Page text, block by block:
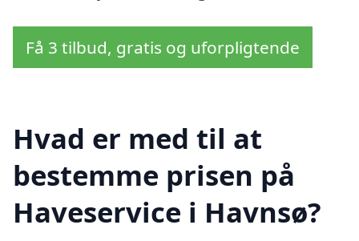
Få 3 tilbud, gratis og uforpligtende
Hvad er med til at
bestemme prisen på
Haveservice i Havnsø?